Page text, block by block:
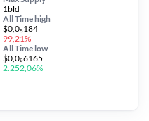
1bld
All Timehigh
$0,0₅184
99,21%
All Time low
$0,0₉6165
2.252,06%